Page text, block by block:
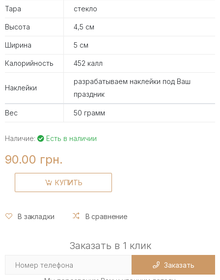
Тара стекло
Высота 4,5 см
Ширина 5 см
Калорийность 452 калл
Наклейки
разрабатываем наклейки под Ваш
праздник
Вес 50 грамм
Наличие: Есть в наличии
90.00 грн.
КУПИТЬ
В закладки В сравнение
Заказать в 1 клик
Заказать